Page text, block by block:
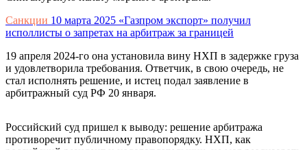
Санкции 10 марта 2025 «Газпром экспорт» получил
исполлисты о запретах на арбитраж за границей
19 апреля 2024-го она установила вину НХП в задержке груза
и удовлетворила требования. Ответчик, в свою очередь, не
стал исполнять решение, и истец подал заявление в
арбитражный суд РФ 20 января.
Российский суд пришел к выводу: решение арбитража
противоречит публичному правопорядку. НХП, как